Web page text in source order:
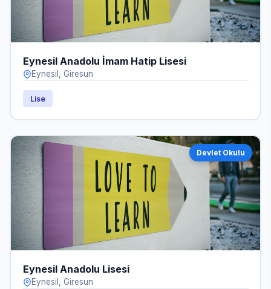
Eynesil Anadolu İmam Hatip Lisesi
Eynesil, Giresun
Lise
Devlet Okulu
Eynesil Anadolu Lisesi
Eynesil, Giresun